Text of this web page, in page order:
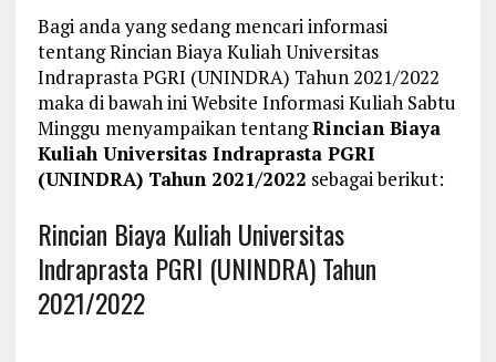
Bagi anda yang sedang mencari informasi
tentang Rincian Biaya Kuliah Universitas
Indraprasta PGRI (UNINDRA) Tahun 2021/2022
maka di bawah ini Website Informasi Kuliah Sabtu
Minggu menyampaikan tentangRincian Biaya
Kuliah Universitas Indraprasta PGRI
(UNINDRA) Tahun 2021/2022 sebagai berikut:
Rincian Biaya Kuliah Universitas
Indraprasta PGRI (UNINDRA) Tahun
2021/2022